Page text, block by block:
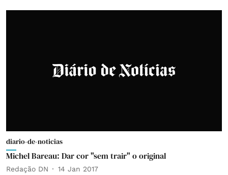
diario-de-noticias
Michel Bareau: Dar cor "sem trair" o original
Redação DN 14 Jan 2017